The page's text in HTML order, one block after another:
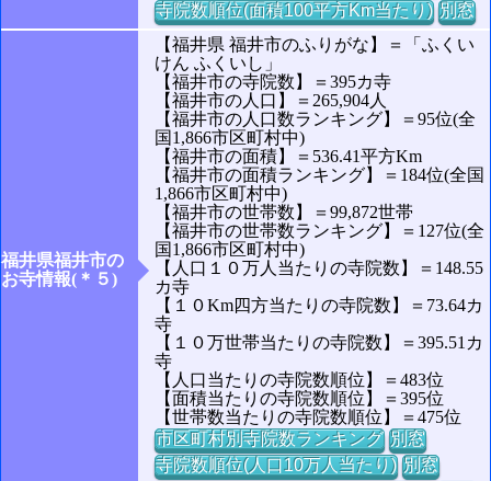
寺院数順位(面積100平方Km当たり) 別窓
福井県福井市の
お寺情報(＊５)
【福井県 福井市のふりがな】＝「ふくい
けん ふくいし」
【福井市の寺院数】＝395カ寺
【福井市の人口】＝265,904人
【福井市の人口数ランキング】＝95位(全
国1,866市区町村中)
【福井市の面積】＝536.41平方Km
【福井市の面積ランキング】＝184位(全国
1,866市区町村中)
【福井市の世帯数】＝99,872世帯
【福井市の世帯数ランキング】＝127位(全
国1,866市区町村中)
【人口１０万人当たりの寺院数】＝148.55
カ寺
【１０Km四方当たりの寺院数】＝73.64カ
寺
【１０万世帯当たりの寺院数】＝395.51カ
寺
【人口当たりの寺院数順位】＝483位
【面積当たりの寺院数順位】＝395位
【世帯数当たりの寺院数順位】＝475位
市区町村別寺院数ランキング 別窓
寺院数順位(人口10万人当たり) 別窓